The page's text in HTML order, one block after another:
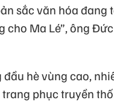
sắc văn hóa đang
cho Ma Lé”, ông
hè vùng cao,
phục truyền